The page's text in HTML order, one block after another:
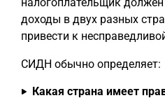
доходы в двух разных
привести к
СИДН обычно определяет:
Какая страна имеет